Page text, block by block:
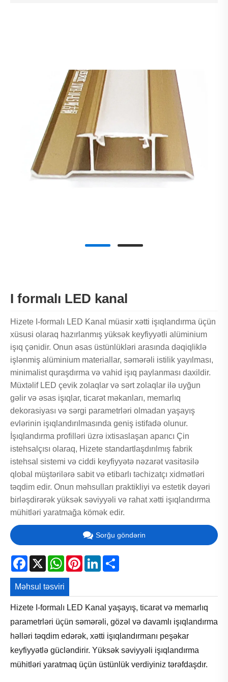
I formalı LED kanal
Hizete I-formalı LED Kanal müasir xətti işıqlandırma üçün
xüsusi olaraq hazırlanmış yüksək keyfiyyətli alüminium
işıq çənidir. Onun əsas üstünlükləri arasında dəqiqliklə
işlənmiş alüminium materiallar, səmərəli istilik yayılması,
minimalist quraşdırma və vahid işıq paylanması daxildir.
Müxtəlif LED çevik zolaqlar və sərt zolaqlar ilə uyğun
gəlir və əsas işıqlar, ticarət məkanları, memarlıq
dekorasiyası və sərgi parametrləri olmadan yaşayış
evlərinin işıqlandırılmasında geniş istifadə olunur.
İşıqlandırma profilləri üzrə ixtisaslaşan aparıcı Çin
istehsalçısı olaraq, Hizete standartlaşdırılmış fabrik
istehsal sistemi və ciddi keyfiyyətə nəzarət vasitəsilə
qlobal müştərilərə sabit və etibarlı təchizatçı xidmətləri
təqdim edir. Onun məhsulları praktikliyi və estetik dəyəri
birləşdirərək yüksək səviyyəli və rahat xətti işıqlandırma
mühitləri yaratmağa kömək edir.
Sorğu göndərin
Facebook
X WhatsApp
PinterestLinkedIn
Məhsul təsviri
Hizete I-formalı LED Kanal yaşayış, ticarət və memarlıq
parametrləri üçün səmərəli, gözəl və davamlı işıqlandırma
həlləri təqdim edərək, xətti işıqlandırmanı peşəkar
keyfiyyətlə gücləndirir. Yüksək səviyyəli işıqlandırma
mühitləri yaratmaq üçün üstünlük verdiyiniz tərəfdaşdır.